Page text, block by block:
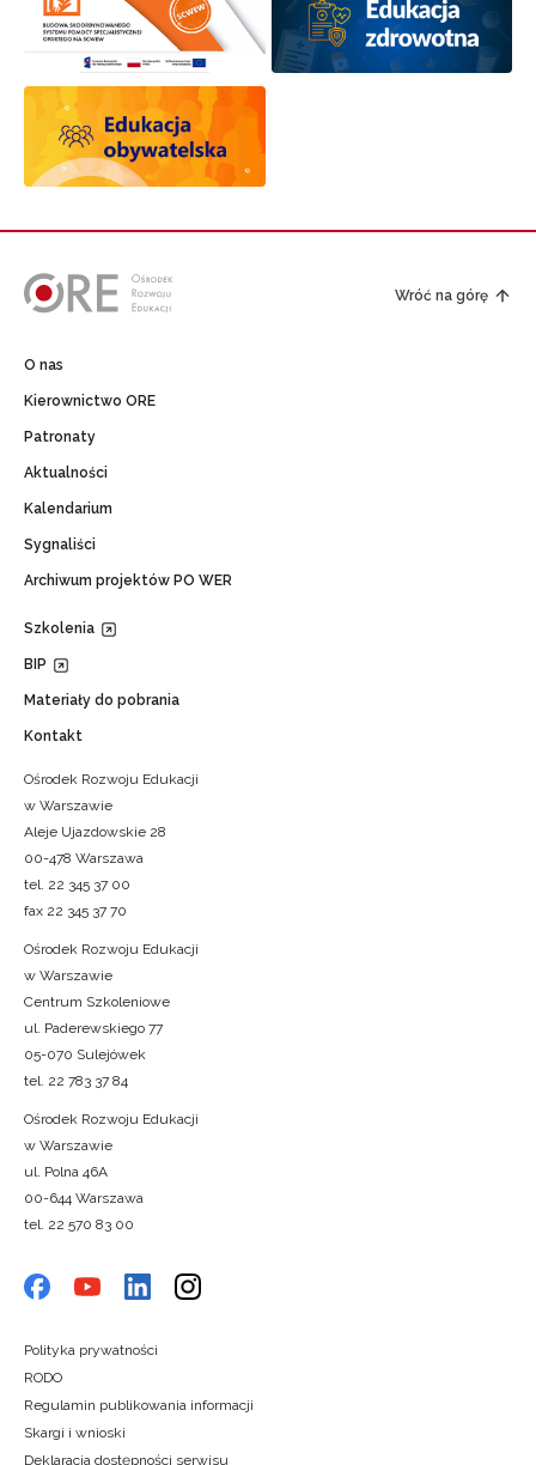
Wróć na górę
O nas
Kierownictwo ORE
Patronaty
Aktualności
Kalendarium
Sygnaliści
Archiwum projektów PO WER
Szkolenia
BIP
Materiały do pobrania
Kontakt
Ośrodek Rozwoju Edukacji
w Warszawie
Aleje Ujazdowskie 28
00-478 Warszawa
tel. 22 345 37 00
fax 22 345 37 70
Ośrodek Rozwoju Edukacji
w Warszawie
Centrum Szkoleniowe
ul. Paderewskiego 77
05-070 Sulejówek
tel. 22 783 37 84
Ośrodek Rozwoju Edukacji
w Warszawie
ul. Polna 46A
00-644 Warszawa
tel. 22 570 83 00
Polityka prywatności
RODO
Regulamin publikowania informacji
Skargi i wnioski
Deklaracja dostępności serwisu